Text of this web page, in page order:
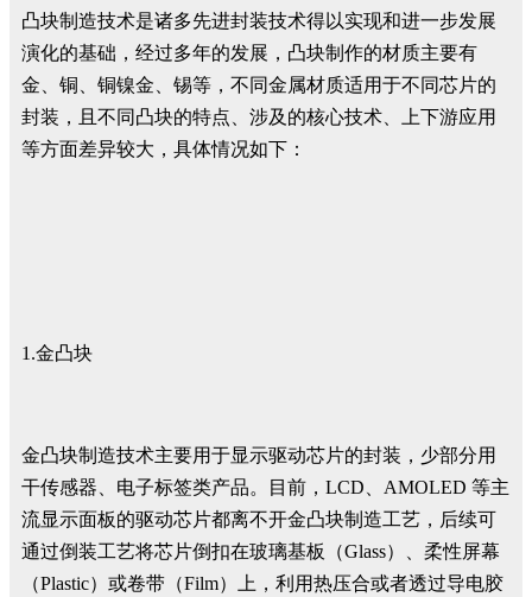
凸块制造技术是诸多先进封装技术得以实现和进一步发展
演化的基础，经过多年的发展，凸块制作的材质主要有
金、铜、铜镍金、锡等，不同金属材质适用于不同芯片的
封装，且不同凸块的特点、涉及的核心技术、上下游应用
等方面差异较大，具体情况如下：
1.金凸块
金凸块制造技术主要用于显示驱动芯片的封装，少部分用
干传感器、电子标签类产品。目前，LCD、AMOLED 等主
流显示面板的驱动芯片都离不开金凸块制造工艺，后续可
通过倒装工艺将芯片倒扣在玻璃基板（Glass）、柔性屏幕
（Plastic）或卷带（Film）上，利用热压合或者透过导电胶